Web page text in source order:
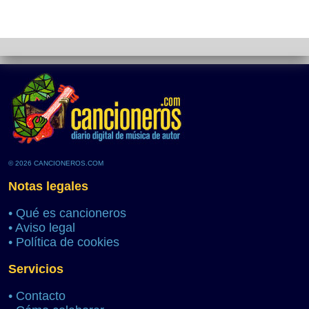
© 2026 CANCIONEROS.COM
Notas legales
• Qué es cancioneros
• Aviso legal
• Política de cookies
Servicios
• Contacto